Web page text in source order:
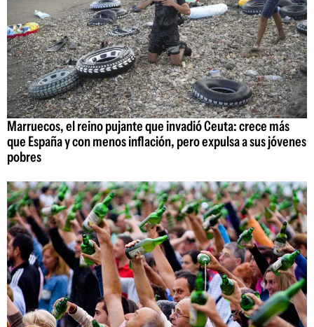
Marruecos, el reino pujante que invadió Ceuta: crece más
que España y con menos inflación, pero expulsa a sus jóvenes
pobres